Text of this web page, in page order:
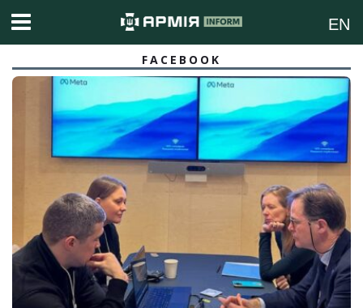
EN
FACEBOOK